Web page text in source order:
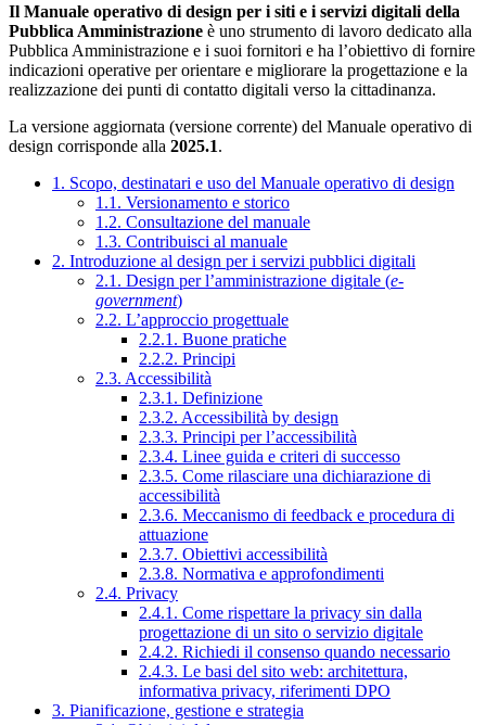
Il Manuale operativo di design per i siti e i servizi digitali della
Pubblica Amministrazione è uno strumento di lavoro dedicato alla
Pubblica Amministrazione e i suoi fornitori e ha l’obiettivo di fornire
indicazioni operative per orientare e migliorare la progettazione e la
realizzazione dei punti di contatto digitali verso la cittadinanza.
La versione aggiornata (versione corrente) del Manuale operativo di
design corrisponde alla 2025.1.
1. Scopo, destinatari e uso del Manuale operativo di design
1.1. Versionamento e storico
1.2. Consultazione del manuale
1.3. Contribuisci al manuale
2. Introduzione al design per i servizi pubblici digitali
2.1. Design per l’amministrazione digitale (e-
government)
2.2. L’approccio progettuale
2.2.1. Buone pratiche
2.2.2. Principi
2.3. Accessibilità
2.3.1. Definizione
2.3.2. Accessibilità by design
2.3.3. Principi per l’accessibilità
2.3.4. Linee guida e criteri di successo
2.3.5. Come rilasciare una dichiarazione di
accessibilità
2.3.6. Meccanismo di feedback e procedura di
attuazione
2.3.7. Obiettivi accessibilità
2.3.8. Normativa e approfondimenti
2.4. Privacy
2.4.1. Come rispettare la privacy sin dalla
progettazione di un sito o servizio digitale
2.4.2. Richiedi il consenso quando necessario
2.4.3. Le basi del sito web: architettura,
informativa privacy, riferimenti DPO
3. Pianificazione, gestione e strategia